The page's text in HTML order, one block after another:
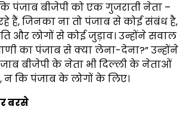
पंजाब बीजेपी को एक गुजराती नेता –
हैं, जिनका ना तो पंजाब से कोई संबंध है,
और लोगों से कोई जुड़ाव। उन्होंने सवाल
का पंजाब से क्या लेना-देना?” उन्होंने
बीजेपी के नेता भी दिल्ली के नेताओं
कि पंजाब के लोगों के लिए।
बरसे